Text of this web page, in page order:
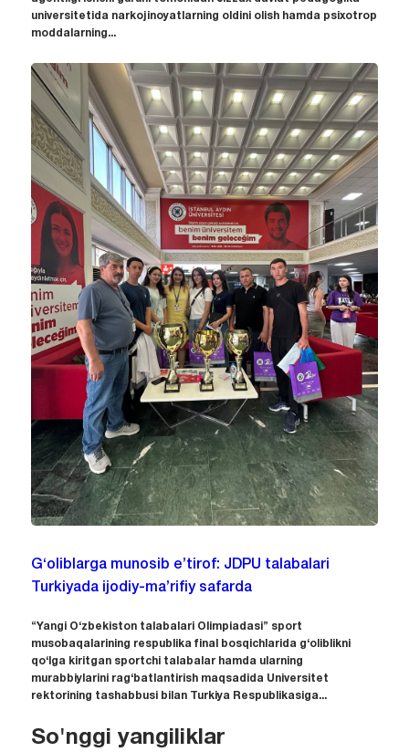
universitetida narkojinoyatlarning oldini olish hamda psixotrop
moddalarning...
G‘oliblarga munosib e’tirof: JDPU talabalari
Turkiyada ijodiy-ma’rifiy safarda
“Yangi O‘zbekiston talabalari Olimpiadasi” sport
musobaqalarining respublika final bosqichlarida g‘oliblikni
qo‘lga kiritgan sportchi talabalar hamda ularning
murabbiylarini rag‘batlantirish maqsadida Universitet
rektorining tashabbusi bilan Turkiya Respublikasiga...
So'nggi yangiliklar